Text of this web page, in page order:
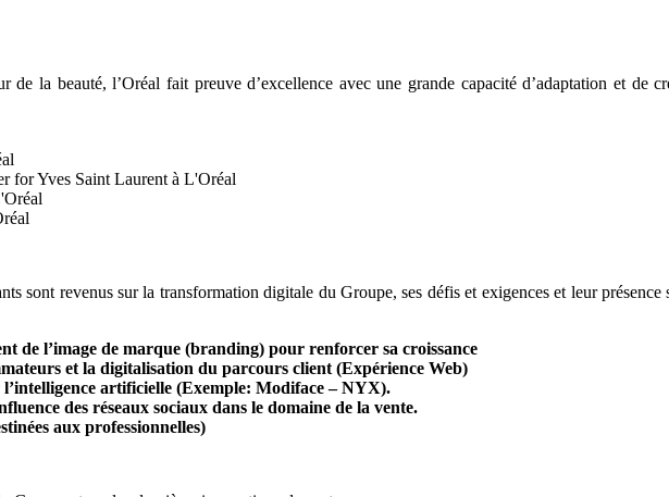
de la beauté, l’Oréal fait preuve d’excellence avec une grande capacité d’adaptation et de
for Yves Saint Laurent à L'Oréal
sont revenus sur la transformation digitale du Groupe, ses défis et exigences et leur présence
de l’image de marque (branding) pour renforcer sa croissance
et la digitalisation du parcours client (Expérience Web)
l’intelligence artificielle (Exemple: Modiface – NYX).
des réseaux sociaux dans le domaine de la vente.
aux professionnelles)